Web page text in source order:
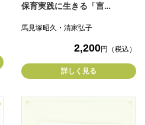
保育実践に生きる「言…
馬見塚昭久・清家弘子
2,200円（税込）
詳しく見る